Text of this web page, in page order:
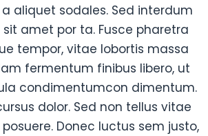
aliquet sodales. Sed interdum
amet por ta. Fusce pharetra
tempor, vitae lobortis massa
fermentum finibus libero, ut
condimentumcon dimentum.
dolor. Sed non tellus vitae
Donec luctus sem justo,